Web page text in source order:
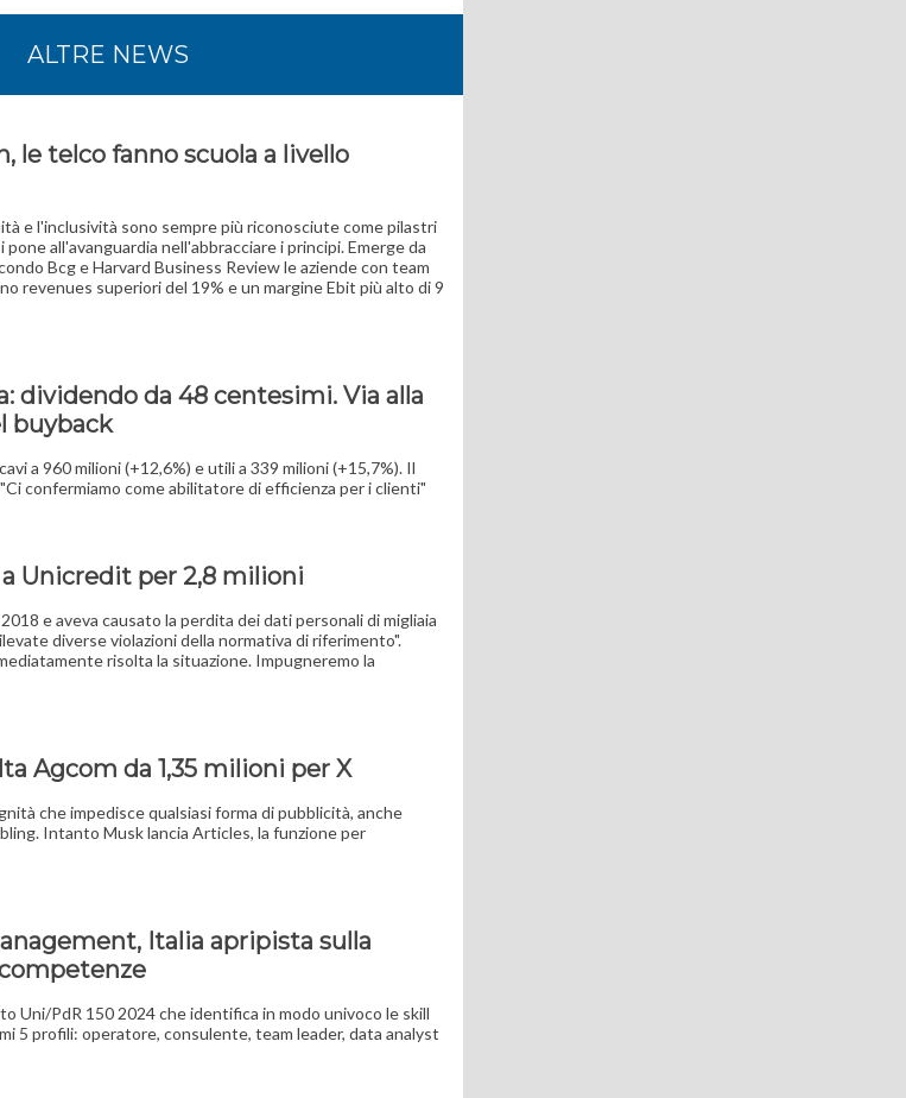
ALTRE NEWS
le telco fanno scuola a livello
e l'inclusività sono sempre più riconosciute come pilastri
all'avanguardia nell'abbracciare i principi. Emerge da
Bcg e Harvard Business Review le aziende con team
revenues superiori del 19% e un margine Ebit più alto di 9
dividendo da 48 centesimi. Via alla
buyback
a 960 milioni (+12,6%) e utili a 339 milioni (+15,7%). Il
confermiamo come abilitatore di efficienza per i clienti"
Unicredit per 2,8 milioni
e aveva causato la perdita dei dati personali di migliaia
diverse violazioni della normativa di riferimento".
risolta la situazione. Impugneremo la
Agcom da 1,35 milioni per X
che impedisce qualsiasi forma di pubblicità, anche
Intanto Musk lancia Articles, la funzione per
Italia apripista sulla
Uni/PdR 150 2024 che identifica in modo univoco le skill
5 profili: operatore, consulente, team leader, data analyst